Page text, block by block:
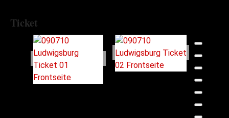
Ticket